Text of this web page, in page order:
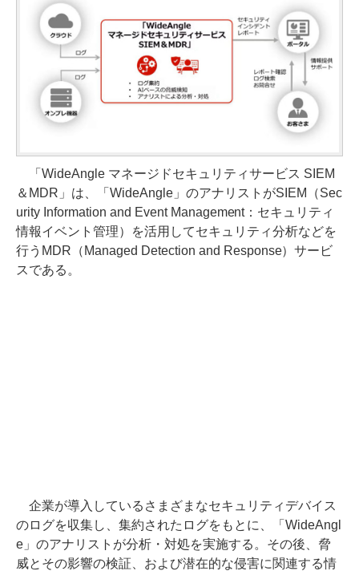
「WideAngle マネージドセキュリティサービス SIEM
＆MDR」は、「WideAngle」のアナリストがSIEM（Sec
urity Information and Event Management：セキュリティ
情報イベント管理）を活用してセキュリティ分析などを
行うMDR（Managed Detection and Response）サービ
スである。
企業が導入しているさまざまなセキュリティデバイス
のログを収集し、集約されたログをもとに、「WideAngl
e」のアナリストが分析・対処を実施する。その後、脅
威とその影響の検証、および潜在的な侵害に関連する情